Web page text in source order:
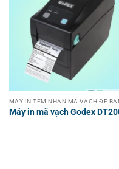
MÁY IN TEM NHÃN MÃ VẠCH ĐỂ
Máy in mã vạch Godex